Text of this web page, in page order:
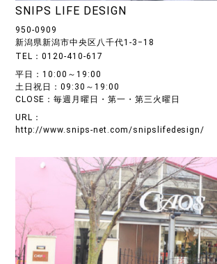
SNIPS LIFE DESIGN
950-0909
新潟県新潟市中央区八千代1-3−18
TEL：0120-410-617
平日：10:00～19:00
土日祝日：09:30～19:00
CLOSE：毎週月曜日・第一・第三火曜日
URL：
http://www.snips-net.com/snipslifedesign/